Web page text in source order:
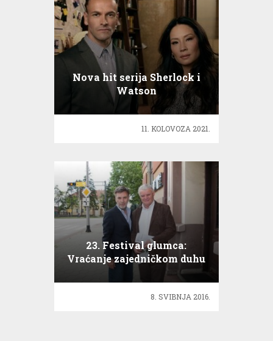
Nova hit serija Sherlock i
Watson
11. KOLOVOZA 2021.
23. Festival glumca:
Vraćanje zajedničkom duhu
kazališta i glumca
8. SVIBNJA 2016.